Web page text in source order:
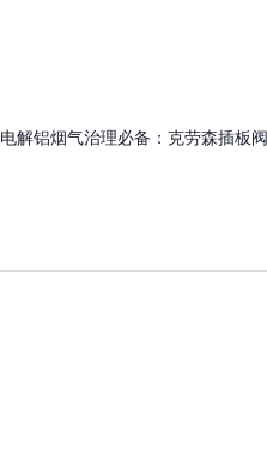
电解铝烟气治理必备：克劳森插板